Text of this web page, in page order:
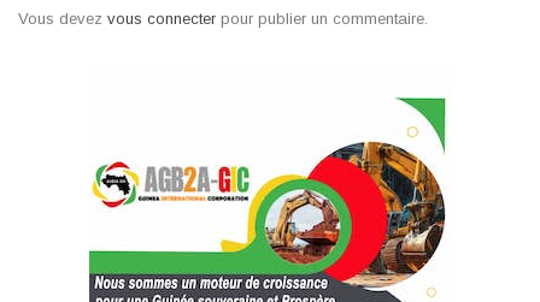
Vous devez vous connecter pour publier un commentaire.